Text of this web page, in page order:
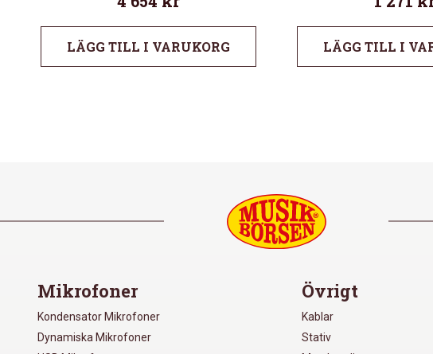
LÄGG TILL I VARUKORG LÄGG TILL I
Mikrofoner
Kondensator Mikrofoner
Dynamiska Mikrofoner
Övrigt
Kablar
Stativ